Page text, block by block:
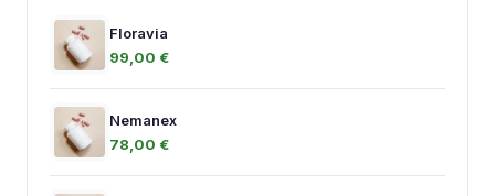
Floravia
99,00 €
Nemanex
78,00 €